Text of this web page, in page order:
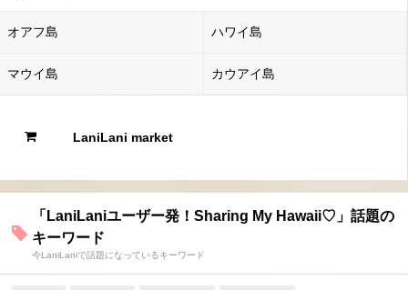
オアフ島 ハワイ島
マウイ島 カウアイ島
LaniLani market
「LaniLaniユーザー発！Sharing My Hawaii♡」話題の
キーワード
今LaniLaniで話題になっているキーワード